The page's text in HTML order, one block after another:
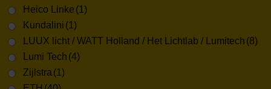
Heico Linke (1)
Kundalini (1)
LUUX licht / WATT Holland / Het Lichtlab / Lumitech (8)
Lumi Tech (4)
Zijlstra (1)